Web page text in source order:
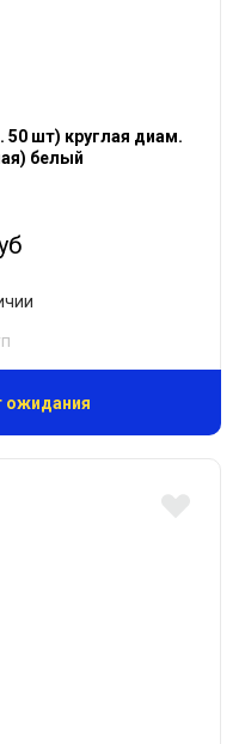
50 шт) круглая диам.
белый
ожидания